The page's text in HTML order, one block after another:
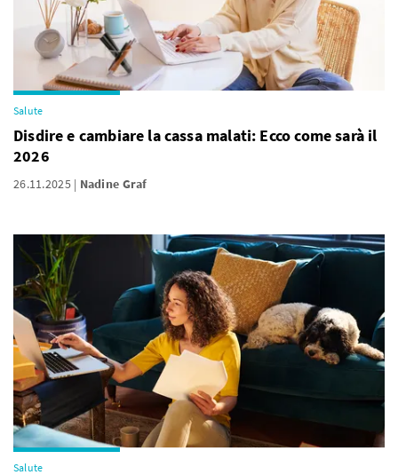
Salute
Disdire e cambiare la cassa malati: Ecco come sarà il
2026
26.11.2025 Nadine Graf
Salute